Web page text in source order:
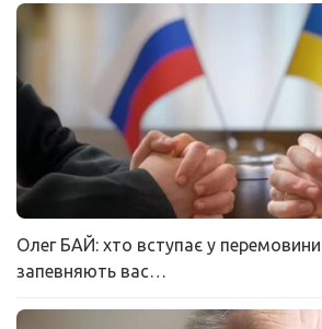
Олег БАЙ: хто вступає у
запевняють вас…